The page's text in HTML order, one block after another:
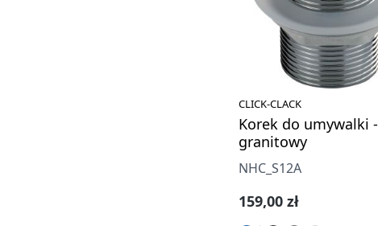
CLICK-CLACK
Korek do umywalki -
granitowy
NHC_S12A
Cena regularna:
159,00 zł